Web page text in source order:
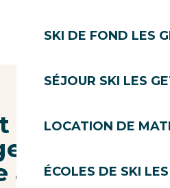
SKI DE FOND LES
SÉJOUR SKI LES
LOCATION DE
ÉCOLES DE SKI
savoir sur
de VTT
aux Gets